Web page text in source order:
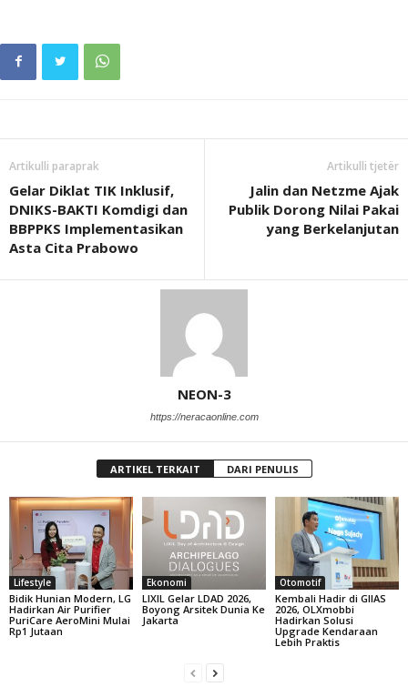
Artikulli paraprak
Gelar Diklat TIK Inklusif,
DNIKS-BAKTI Komdigi dan
BBPPKS Implementasikan
Asta Cita Prabowo
Artikulli tjetër
Jalin dan Netzme Ajak
Publik Dorong Nilai Pakai
yang Berkelanjutan
NEON-3
https://neracaonline.com
ARTIKEL TERKAIT DARI PENULIS
Lifestyle
Bidik Hunian Modern, LG
Hadirkan Air Purifier
PuriCare AeroMini Mulai
Rp1 Jutaan
Ekonomi
LIXIL Gelar LDAD 2026,
Boyong Arsitek Dunia Ke
Jakarta
Otomotif
Kembali Hadir di GIIAS
2026, OLXmobbi
Hadirkan Solusi
Upgrade Kendaraan
Lebih Praktis